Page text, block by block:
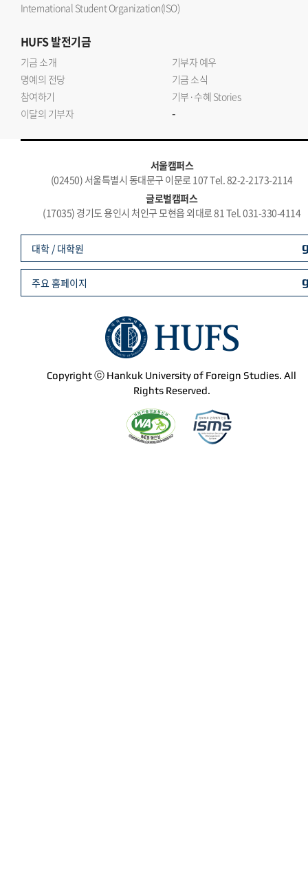
International Student Organization(ISO)
HUFS발전기금
기금 소개
기부자 예우
명예의 전당
기금 소식
참여하기
기부·수혜 Stories
이달의 기부자
-
서울캠퍼스
(02450) 서울특별시 동대문구 이문로 107 Tel. 82-2-2173-2114
글로벌캠퍼스
(17035) 경기도 용인시 처인구 모현읍 외대로 81 Tel. 031-330-4114
Copyright ⓒ Hankuk University of Foreign Studies. All
Rights Reserved.
대학 / 대학원
주요 홈페이지